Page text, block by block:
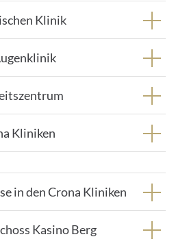
Klinik
Kliniken
in den Crona Kliniken
Kasino Berg